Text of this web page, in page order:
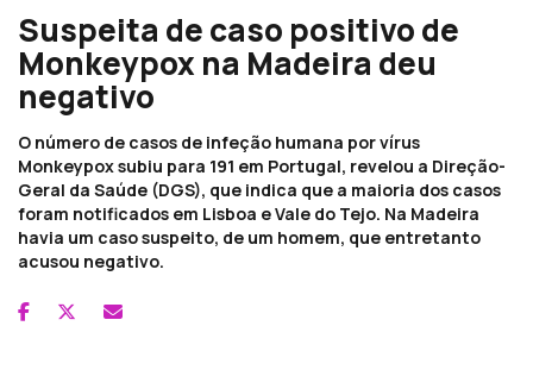
Suspeita de caso positivo de
Monkeypox na Madeira deu
negativo
O número de casos de infeção humana por vírus
Monkeypox subiu para 191 em Portugal, revelou a Direção-
Geral da Saúde (DGS), que indica que a maioria dos casos
foram notificados em Lisboa e Vale do Tejo. Na Madeira
havia um caso suspeito, de um homem, que entretanto
acusou negativo.